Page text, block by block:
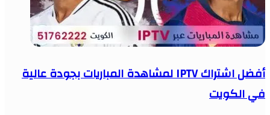
أفضل اشتراك IPTV لمشاهدة المباريات بجودة عالية
في الكويت